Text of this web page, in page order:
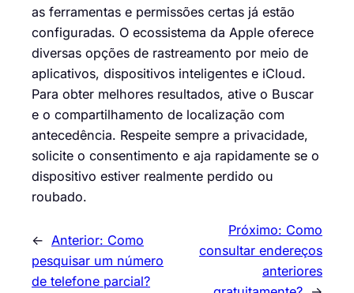
as ferramentas e permissões certas já estão
configuradas. O ecossistema da Apple oferece
diversas opções de rastreamento por meio de
aplicativos, dispositivos inteligentes e iCloud.
Para obter melhores resultados, ative o Buscar
e o compartilhamento de localização com
antecedência. Respeite sempre a privacidade,
solicite o consentimento e aja rapidamente se o
dispositivo estiver realmente perdido ou
roubado.
← Anterior: Como
pesquisar um número
de telefone parcial?
Próximo: Como
consultar endereços
anteriores